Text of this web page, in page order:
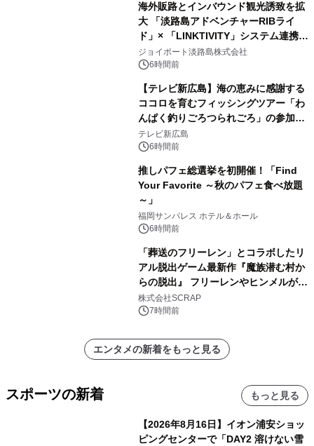
海外販路とインバウンド観光誘致を拡
大 「淡路島アドベンチャーRIBライ
ド」× 「LINKTIVITY」システム連携を
開始！
ジョイポート淡路島株式会社
6時間前
【テレビ新広島】海の恵みに感謝する
ココロを育むフィッシングツアー「わ
んぱく釣りごろつられごろ」の参加小
学生を募集
テレビ新広島
6時間前
推しパフェ総選挙を初開催！「Find
Your Favorite ～秋のパフェ食べ放題
～」
福岡サンパレス ホテル＆ホール
6時間前
「葬送のフリーレン」とコラボしたリ
アル脱出ゲーム最新作『魔族潜む村か
らの脱出』 フリーレンやヒンメルが武
器を手に魔族を見据える描き下ろしメ
インビジュアル公開
株式会社SCRAP
7時間前
エンタメの新着をもっと見る
スポーツの新着 もっと見る
【2026年8月16日】イオン浦安ショッ
ピングセンターで「DAY2 溶けない雪